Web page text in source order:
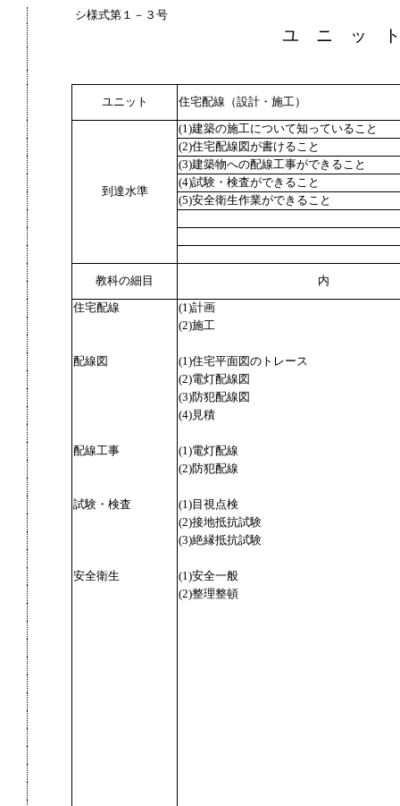
シ様式第１－３号
ユ ニ ッ
ユニット 住宅配線（設計・施工）
到達水準
(1)建築の施工について知っていること
(2)住宅配線図が書けること
(3)建築物への配線工事ができること
(4)試験・検査ができること
(5)安全衛生作業ができること
教科の細目 内
住宅配線
(1)計画
(2)施工
配線図
(1)住宅平面図のトレース
(2)電灯配線図
(3)防犯配線図
(4)見積
配線工事
(1)電灯配線
(2)防犯配線
試験・検査
(1)目視点検
(2)接地抵抗試験
(3)絶縁抵抗試験
安全衛生
(1)安全一般
(2)整理整頓